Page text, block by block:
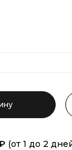
(от 1 до 2